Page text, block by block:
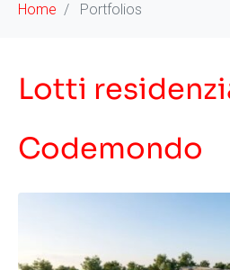
Home Portfolios
Lotti
Codemondo